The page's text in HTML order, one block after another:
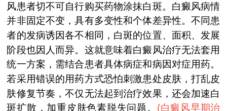
风患者切不可自行购买药物涂抹白斑。白癜风病情
并非固定不变，具有多变性和个体差异性。不同患
者的发病诱因各不相同，白斑的位置、面积、发展
阶段也因人而异。这就意味着白癜风治疗无法套用
统一方案，需结合患者具体病症和病因对症用药。
若采用错误的用药方式恐怕刺激患处皮肤，打乱皮
肤修复节奏，不仅无法起到治疗效果，还会加速白
斑扩散，加重皮肤色素脱失问题。 (白癜风早期治